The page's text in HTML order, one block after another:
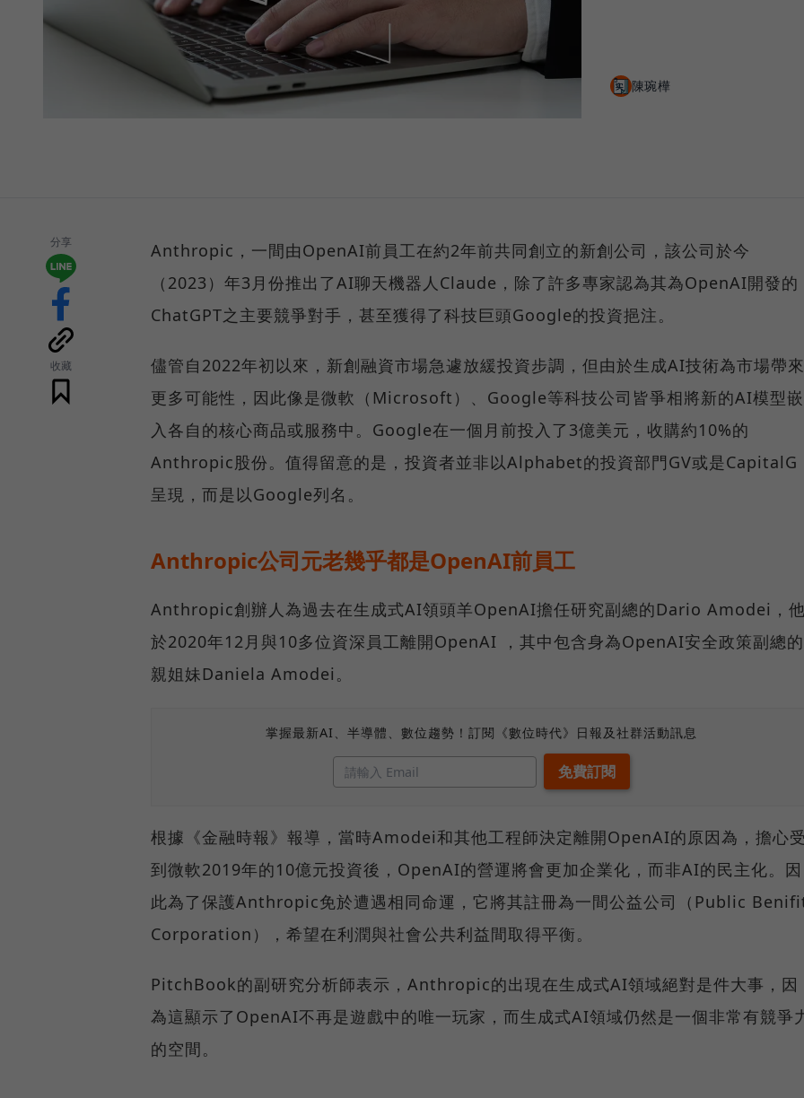
陳琬樺
分享
收藏
Anthropic，一間由OpenAI前員工在約2年前共同創立的新創公司，該公司於今
（2023）年3月份推出了AI聊天機器人Claude，除了許多專家認為其為OpenAI開發的
ChatGPT之主要競爭對手，甚至獲得了科技巨頭Google的投資挹注。
儘管自2022年初以來，新創融資市場急遽放緩投資步調，但由於生成AI技術為市場帶來
更多可能性，因此像是微軟（Microsoft）、Google等科技公司皆爭相將新的AI模型嵌
入各自的核心商品或服務中。Google在一個月前投入了3億美元，收購約10%的
Anthropic股份。值得留意的是，投資者並非以Alphabet的投資部門GV或是CapitalG
呈現，而是以Google列名。
Anthropic公司元老幾乎都是OpenAI前員工
Anthropic創辦人為過去在生成式AI領頭羊OpenAI擔任研究副總的Dario Amodei，
於2020年12月與10多位資深員工離開OpenAI ，其中包含身為OpenAI安全政策副總的
親姐妹Daniela Amodei。
掌握最新AI、半導體、數位趨勢！訂閱《數位時代》日報及社群活動訊息
根據《金融時報》報導，當時Amodei和其他工程師決定離開OpenAI的原因為，擔心
到微軟2019年的10億元投資後，OpenAI的營運將會更加企業化，而非AI的民主化。因
此為了保護Anthropic免於遭遇相同命運，它將其註冊為一間公益公司（Public
Corporation），希望在利潤與社會公共利益間取得平衡。
PitchBook的副研究分析師表示，Anthropic的出現在生成式AI領域絕對是件大事，因
為這顯示了OpenAI不再是遊戲中的唯一玩家，而生成式AI領域仍然是一個非常有競爭
的空間。